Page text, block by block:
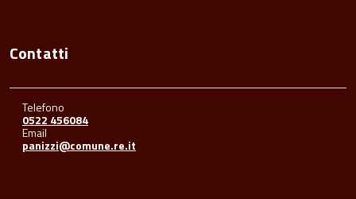
Contatti
Telefono
0522 456084
Email
panizzi@comune.re.it